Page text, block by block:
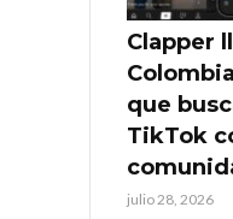
Clapper
que
TikTok
julio 28, 2026